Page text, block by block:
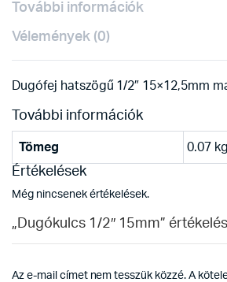
További információk
Vélemények (0)
Dugófej hatszögű 1/2″ 15×12,5mm
További információk
Tömeg 0.07 kg
Értékelések
Még nincsenek értékelések.
„Dugókulcs 1/2″ 15mm”
Az e-mail címet nem tesszük közzé. A